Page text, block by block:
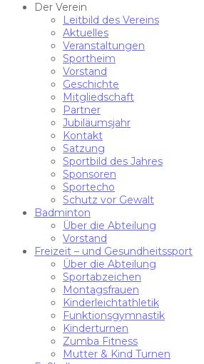
Der Verein
Leitbild des Vereins
Aktuelles
Veranstaltungen
Sportheim
Vorstand
Geschichte
Mitgliedschaft
Partner
Jubiläumsjahr
Kontakt
Satzung
Sportbild des Jahres
Sponsoren
Sportecho
Schutz vor Gewalt
Badminton
Über die Abteilung
Vorstand
Freizeit – und Gesundheitssport
Über die Abteilung
Sportabzeichen
Montagsfrauen
Kinderleichtathletik
Funktionsgymnastik
Kinderturnen
Zumba Fitness
Mutter & Kind Turnen